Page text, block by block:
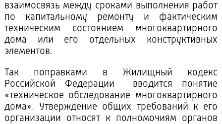
взаимосвязь между сроками выполнения работ
по капитальному ремонту и фактическим
техническим состоянием многоквартирного
дома или его отдельных конструктивных
элементов.
Так поправками в Жилищный кодекс
Российской Федерации вводится понятие
«техническое обследование многоквартирного
дома». Утверждение общих требований к его
организации относят к полномочиям органов